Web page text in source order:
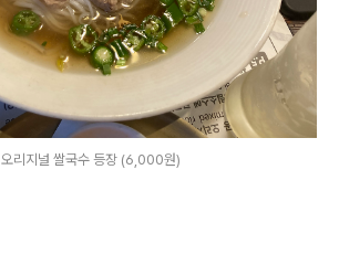
오리지널 쌀국수 등장 (6,000원)